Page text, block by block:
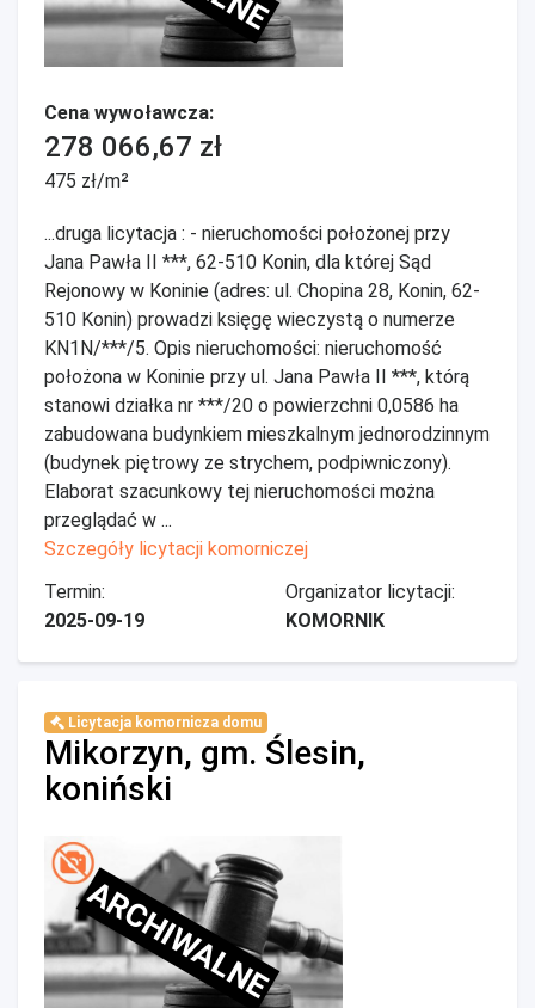
Cena wywoławcza:
278 066,67 zł
475 zł/m²
...druga licytacja : - nieruchomości położonej przy
Jana Pawła II ***, 62-510 Konin, dla której Sąd
Rejonowy w Koninie (adres: ul. Chopina 28, Konin, 62-
510 Konin) prowadzi księgę wieczystą o numerze
KN1N/***/5. Opis nieruchomości: nieruchomość
położona w Koninie przy ul. Jana Pawła II ***, którą
stanowi działka nr ***/20 o powierzchni 0,0586 ha
zabudowana budynkiem mieszkalnym jednorodzinnym
(budynek piętrowy ze strychem, podpiwniczony).
Elaborat szacunkowy tej nieruchomości można
przeglądać w ...
Szczegóły licytacji komorniczej
Termin:
2025-09-19
Organizator licytacji:
KOMORNIK
Licytacja komornicza domu
Mikorzyn, gm. Ślesin,
koniński
ARCHIWALNE